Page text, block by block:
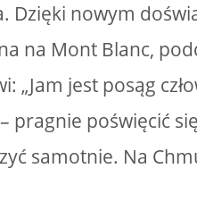
Dzięki nowym
na Mont Blanc,
„Jam jest posąg
pragnie poświęcić
samotnie. Na